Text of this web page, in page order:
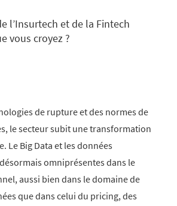
l’Insurtech et de la Fintech
vous croyez ?
de rupture et des normes de
le secteur subit une transformation
Le Big Data et les données
omniprésentes dans le
aussi bien dans le domaine de
que dans celui du pricing, des